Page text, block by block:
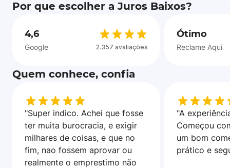
Por que escolher a Juros Baixos?
4,6
Google 2.357 avaliações
Ótimo
Reclame Aqui
Quem conhece, confia
"Super indico. Achei que fosse
ter muita burocracia, e exigir
milhares de coisas, e que no
fim, nao fossem aprovar ou
realmente o emprestimo não
"A
Começou
um bom
prático e